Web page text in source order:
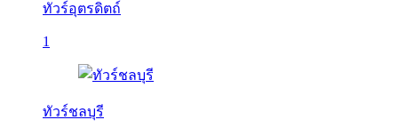
ทัวร์อุตรดิตถ์
1
ทัวร์ชลบุรี